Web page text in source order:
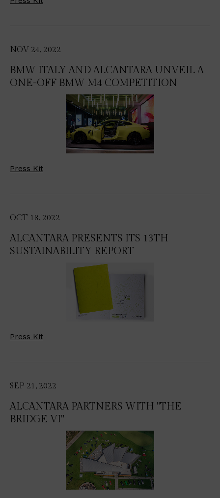
NOV 24, 2022
BMW ITALY AND ALCANTARA UNVEIL A
ONE-OFF BMW M4 COMPETITION
Press Kit
OCT 18, 2022
ALCANTARA PRESENTS ITS 13TH
SUSTAINABILITY REPORT
Press Kit
SEP 21, 2022
ALCANTARA PARTNERS WITH "THE
BRIDGE VI"